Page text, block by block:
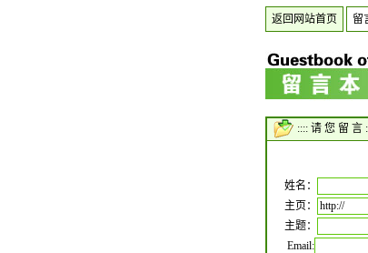
返回网站首页 留
:::: 请 您 留 言
姓名：
主页：
主题：
Email: